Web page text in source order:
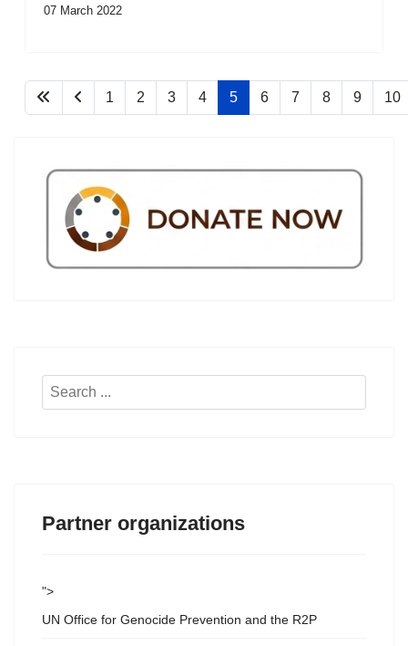
07 March 2022
1 2 3 4 5 6 7 8 9 10
Search
Partner organizations
">
UN Office for Genocide Prevention and the R2P